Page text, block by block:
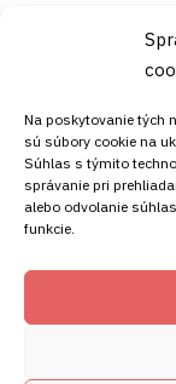
Na poskytovanie tých
sú súbory cookie na
Súhlas s týmito
správanie pri
alebo odvolanie
funkcie.
ADRESA
Štiavnička